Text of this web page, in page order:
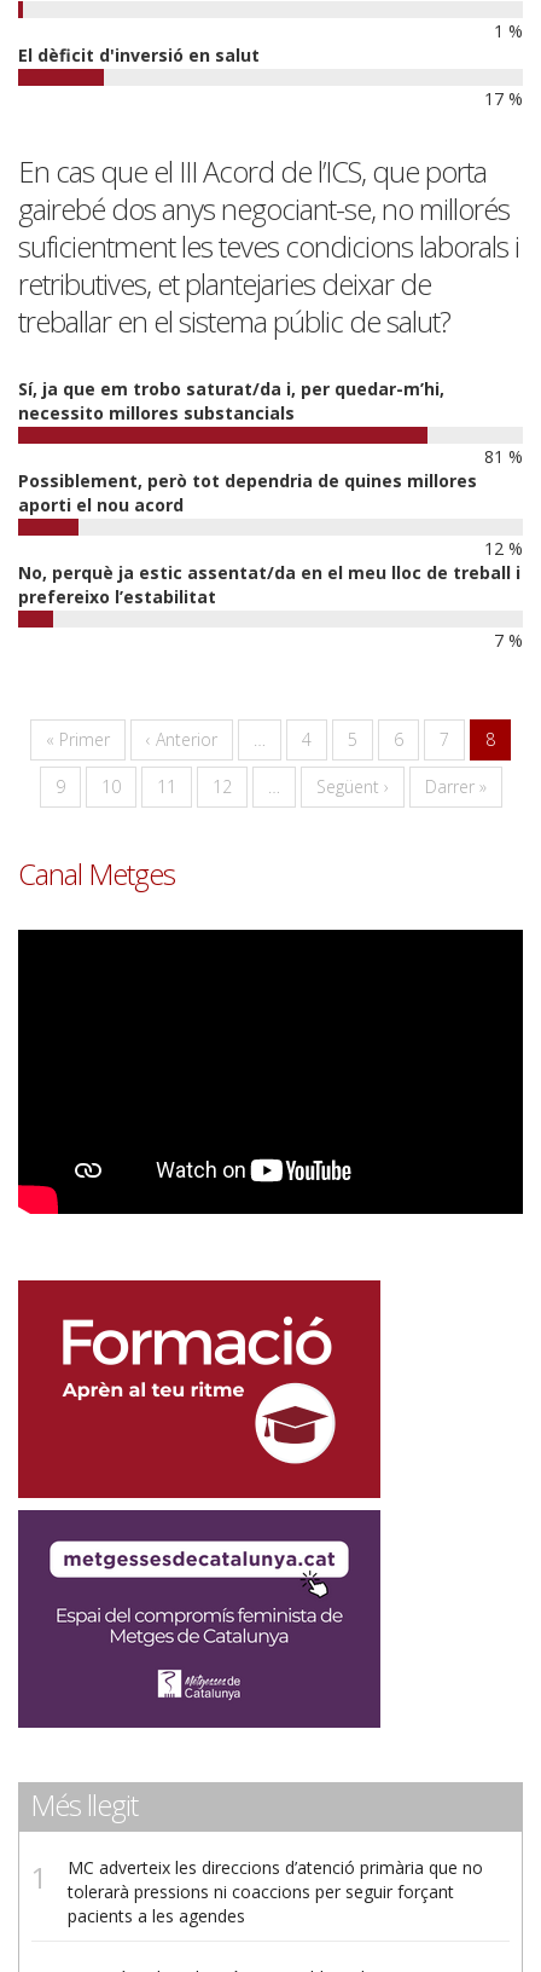
1 %
El dèficit d'inversió en salut
17 %
En cas que el III Acord de l’ICS, que porta
gairebé dos anys negociant-se, no millorés
suficientment les teves condicions laborals i
retributives, et plantejaries deixar de
treballar en el sistema públic de salut?
Sí, ja que em trobo saturat/da i, per quedar-m’hi,
necessito millores substancials
81 %
Possiblement, però tot dependria de quines millores
aporti el nou acord
12 %
No, perquè ja estic assentat/da en el meu lloc de treball i
prefereixo l’estabilitat
7 %
Paginació
Primera
pàgina
« Primer
Pàgina
anterior
‹ Anterior … Pàgina
4 Pàgina
5 Pàgina
6 Pàgina
7
Pàgina
actual
8
Pàgina
9 Pàgina
10 Pàgina
11 Pàgina
12 …
Pàgina
següent
Següent ›
Última
pàgina
Darrer »
Canal Metges
Més llegit
MC adverteix les direccions d’atenció primària que no
tolerarà pressions ni coaccions per seguir forçant
pacients a les agendes